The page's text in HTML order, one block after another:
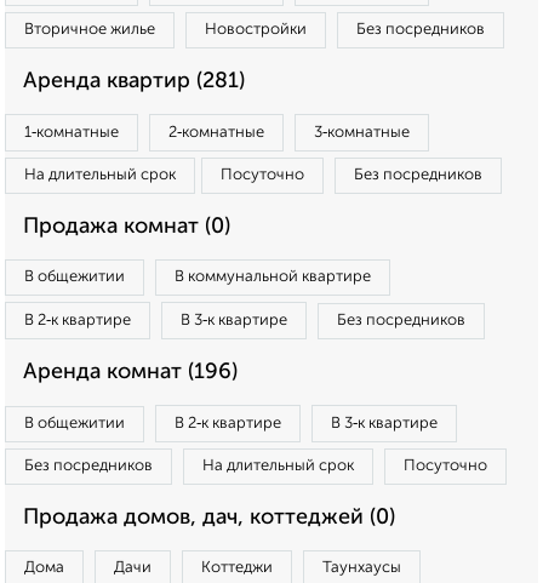
Вторичное жилье Новостройки Без посредников
Аренда квартир (281)
1‑комнатные 2‑комнатные 3‑комнатные
На длительный срок Посуточно Без посредников
Продажа комнат (0)
В общежитии В коммунальной квартире
В 2‑к квартире В 3‑к квартире Без посредников
Аренда комнат (196)
В общежитии В 2‑к квартире В 3‑к квартире
Без посредников На длительный срок Посуточно
Продажа домов, дач, коттеджей (0)
Дома Дачи Коттеджи Таунхаусы